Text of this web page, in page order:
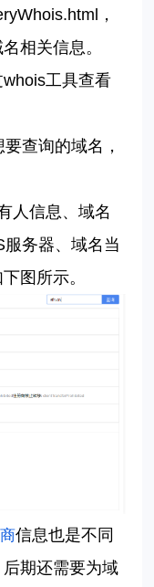
，
相关信息。
工具查看
要查询的域名，
人信息、域名
务器、域名当
图所示。
信息也是不同
期还需要为域